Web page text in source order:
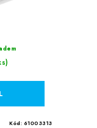
Kód: 61003313